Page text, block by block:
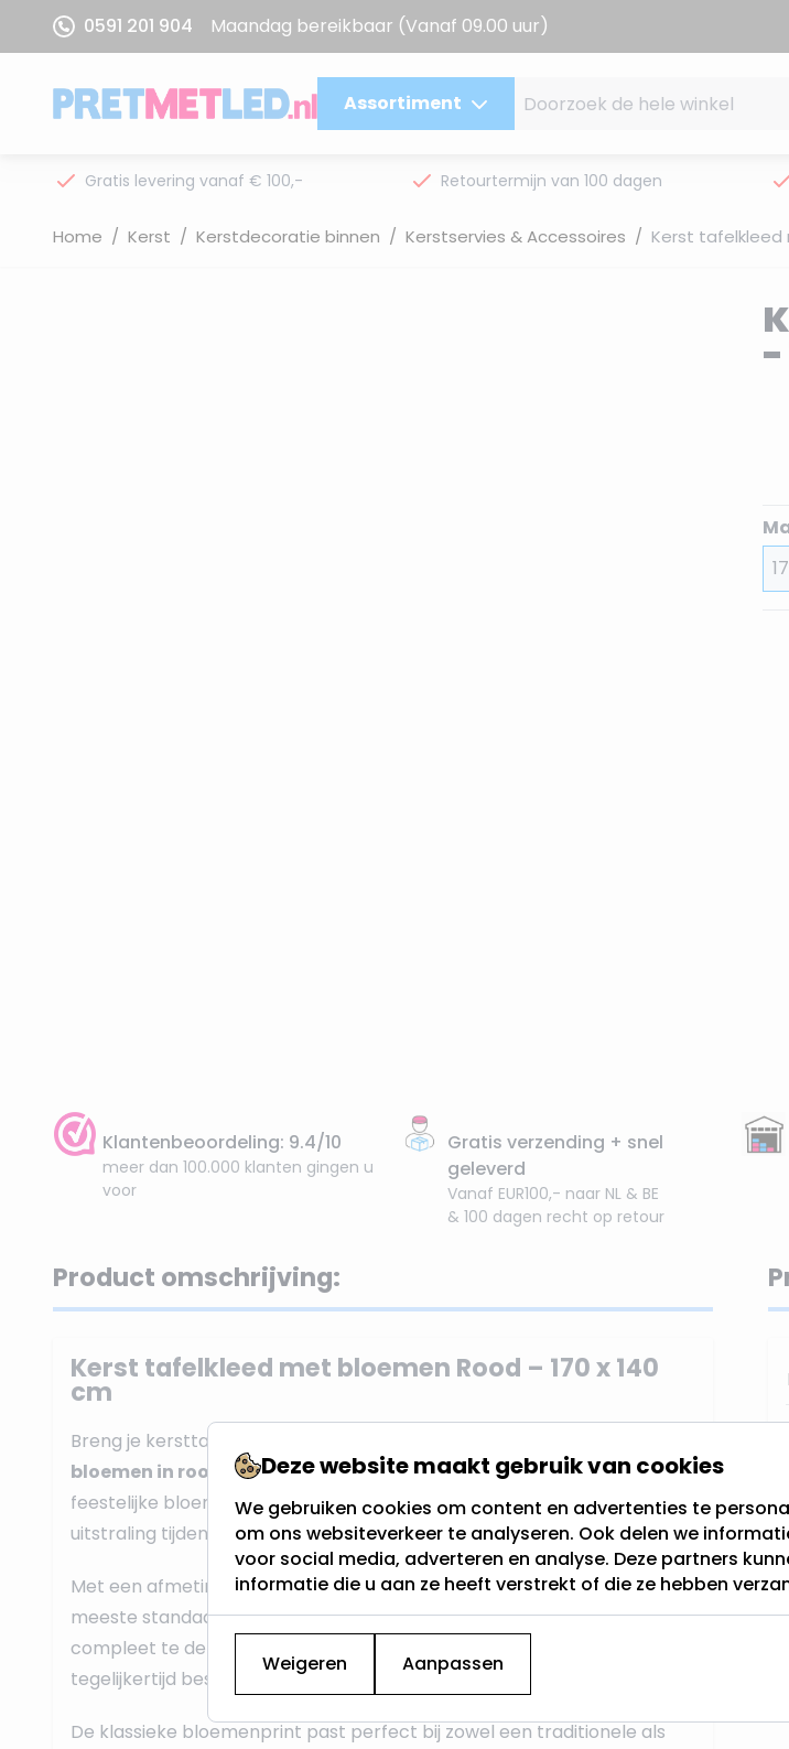
Ga naar de inhoud
0591 201 904 Maandag bereikbaar (Vanaf 09.00 uur)
Assortiment
Gratis levering vanaf € 100,- Retourtermijn van 100 dagen
Home / Kerst / Kerstdecoratie binnen / Kerstservies & Accessoires / Kerst tafelkleed
-
Klantenbeoordeling: 9.4/10
meer dan 100.000 klanten gingen u
voor
Gratis verzending + snel
geleverd
Vanaf EUR100,- naar NL & BE
& 100 dagen recht op retour
Product omschrijving:
Kerst tafelkleed met bloemen Rood – 170 x 140
cm
Breng je kersttafel tot leven met dit sfeervolle
bloemen in rood
. De warme rode ondergrond in combinatie met
feestelijke bloemmotieven zorgt voor een uitnodigende en feestelijke
uitstraling tijdens het kerstdiner of de kerstbrunch.
Met een afmeting van170 x 140 cm is het tafelkleed geschikt voor de
meeste standaard eettafels. Het biedt voldoende ruimte om je tafel
compleet te dekken met borden, glazen en kerstdecoraties, terwijl het
tegelijkertijd bescherming biedt tegen krassen en morsen.
De klassieke bloemenprint past perfect bij zowel een traditionele als
Deze website maakt gebruik van cookies
We gebruiken cookies om content en advertenties te
om ons websiteverkeer te analyseren. Ook delen we
voor social media, adverteren en analyse. Deze partners
informatie die u aan ze heeft verstrekt of die ze hebben
Weigeren Aanpassen